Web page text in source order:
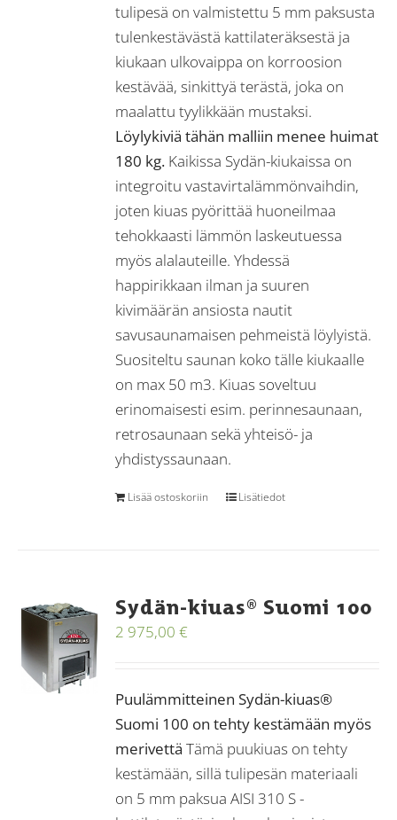
tulipesä on valmistettu 5 mm paksusta
tulenkestävästä kattilateräksestä ja
kiukaan ulkovaippa on korroosion
kestävää, sinkittyä terästä, joka on
maalattu tyylikkään mustaksi.
Löylykiviä tähän malliin menee huimat
180 kg. Kaikissa Sydän-kiukaissa on
integroitu vastavirtalämmönvaihdin,
joten kiuas pyörittää huoneilmaa
tehokkaasti lämmön laskeutuessa
myös alalauteille. Yhdessä
happirikkaan ilman ja suuren
kivimäärän ansiosta nautit
savusaunamaisen pehmeistä löylyistä.
Suositeltu saunan koko tälle kiukaalle
on max 50 m3. Kiuas soveltuu
erinomaisesti esim. perinnesaunaan,
retrosaunaan sekä yhteisö- ja
yhdistyssaunaan.
Lisää ostoskoriin Lisätiedot
Sydän-kiuas® Suomi 100
2 975,00€
Puulämmitteinen Sydän-kiuas®
Suomi 100 on tehty kestämään myös
merivettä Tämä puukiuas on tehty
kestämään, sillä tulipesän materiaali
on 5 mm paksua AISI 310 S -